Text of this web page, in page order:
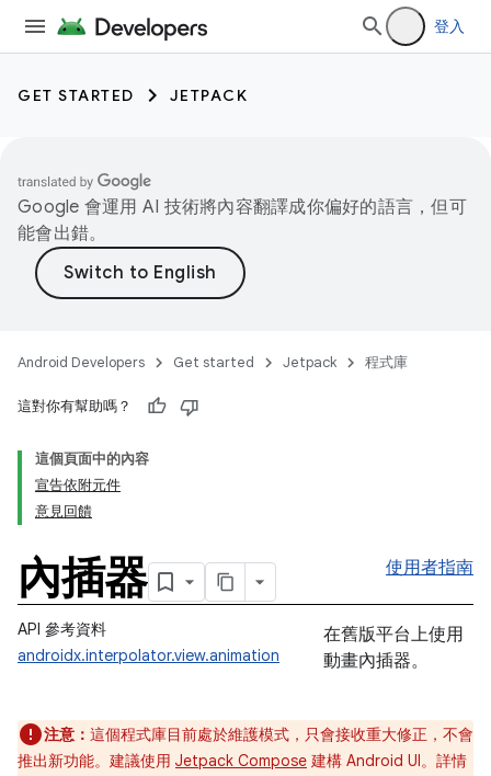
登入
GET STARTED JETPACK
Google 會運用 AI 技術將內容翻譯成你偏好的語言，但可
能會出錯。
Android Developers Get started Jetpack 程式庫
這對你有幫助嗎？
這個頁面中的內容
宣告依附元件
意見回饋
內插器 使用者指南
API 參考資料
androidx.interpolator.view.animation
在舊版平台上使用
動畫內插器。
注意： 這個程式庫目前處於維護模式，只會接收重大修正，不會
推出新功能。建議使用 Jetpack Compose 建構 Android UI。詳情